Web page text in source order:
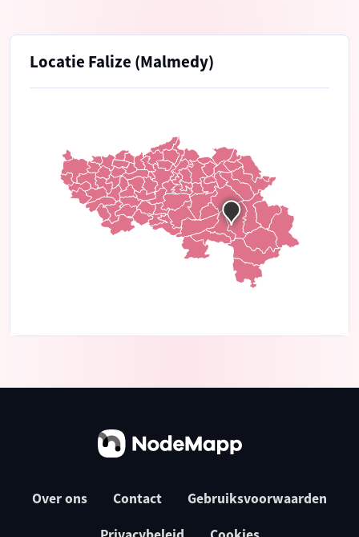
Locatie Falize (Malmedy)
Over ons Contact Gebruiksvoorwaarden